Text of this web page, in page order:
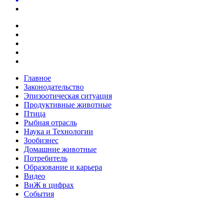
Главное
Законодательство
Эпизоотическая ситуация
Продуктивные животные
Птица
Рыбная отрасль
Наука и Технологии
Зообизнес
Домашние животные
Потребитель
Образование и карьера
Видео
ВиЖ в цифрах
События